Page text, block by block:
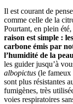
Il est courant de
comme celle de la
Pourtant, en plein
raison est simple :
carbone émis par
l’humidité de la peau
les guider jusqu’à
albopictus (le fameux
sont plus résistantes
fumigènes, très
voies respiratoires